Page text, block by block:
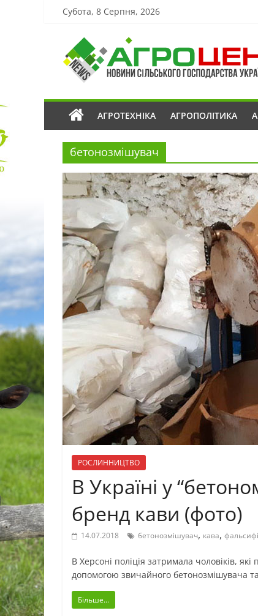
Субота, 8 Серпня, 2026
АГРОТЕХНІКА АГРОПОЛІТИКА
бетонозмішувач
РОСЛИННИЦТВО
В Україні у
бренд кави (фото)
14.07.2018 бетонозмішувач, кава,
В Херсоні поліція затримала чоловіків,
допомогою звичайного бетонозмішувача
Більше...